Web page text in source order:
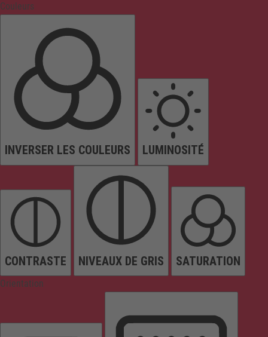
Couleurs
INVERSER LES COULEURS LUMINOSITÉ
CONTRASTE NIVEAUX DE GRIS SATURATION
Orientation